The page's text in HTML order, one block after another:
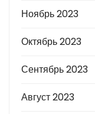
Ноябрь 2023
Октябрь 2023
Сентябрь 2023
Август 2023